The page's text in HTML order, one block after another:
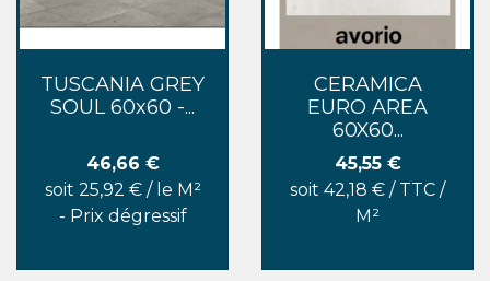
TUSCANIA GREY
SOUL 60x60 -...
Prix
46,66 €
soit 25,92 € / le M²
- Prix dégressif
CERAMICA
EURO AREA
60X60...
Prix
45,55 €
soit 42,18 € / TTC /
M²